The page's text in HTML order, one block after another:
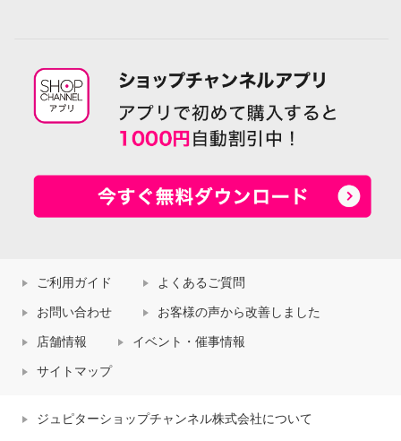
ご利用ガイド よくあるご質問
お問い合わせ お客様の声から改善しました
店舗情報 イベント・催事情報
サイトマップ
ジュピターショップチャンネル株式会社について